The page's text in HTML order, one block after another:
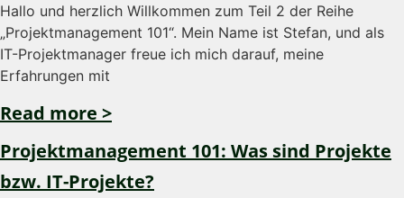
Hallo und herzlich Willkommen zum Teil 2 der Reihe
„Projektmanagement 101“. Mein Name ist Stefan, und als
IT-Projektmanager freue ich mich darauf, meine
Erfahrungen mit
Read more >
Projektmanagement 101: Was sind Projekte
bzw. IT-Projekte?